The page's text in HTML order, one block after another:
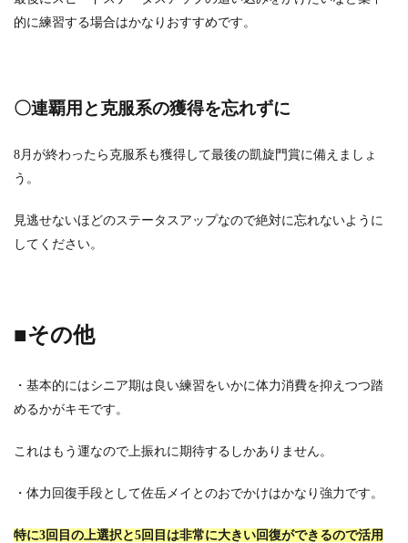
的に練習する場合はかなりおすすめです。
〇連覇用と克服系の獲得を忘れずに
8月が終わったら克服系も獲得して最後の凱旋門賞に備えましょ
う。
見逃せないほどのステータスアップなので絶対に忘れないように
してください。
■その他
・基本的にはシニア期は良い練習をいかに体力消費を抑えつつ踏
めるかがキモです。
これはもう運なので上振れに期待するしかありません。
・体力回復手段として佐岳メイとのおでかけはかなり強力です。
特に3回目の上選択と5回目は非常に大きい回復ができるので活用